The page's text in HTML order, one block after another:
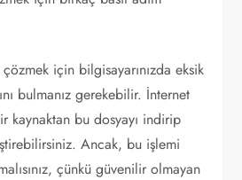
için bilgisayarınızda eksik
bulmanız gerekebilir. İnternet
kaynaktan bu dosyayı indirip
Ancak, bu işlemi
çünkü güvenilir olmayan